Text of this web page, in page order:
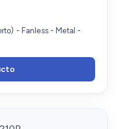
- Fanless - Metal -